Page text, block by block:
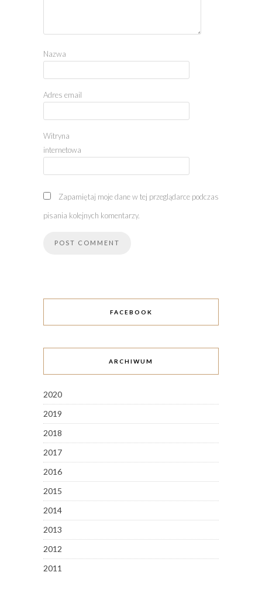
Nazwa
Adres email
Witryna
internetowa
Zapamiętaj moje dane w tej przeglądarce podczas
pisania kolejnych komentarzy.
FACEBOOK
ARCHIWUM
2020
2019
2018
2017
2016
2015
2014
2013
2012
2011